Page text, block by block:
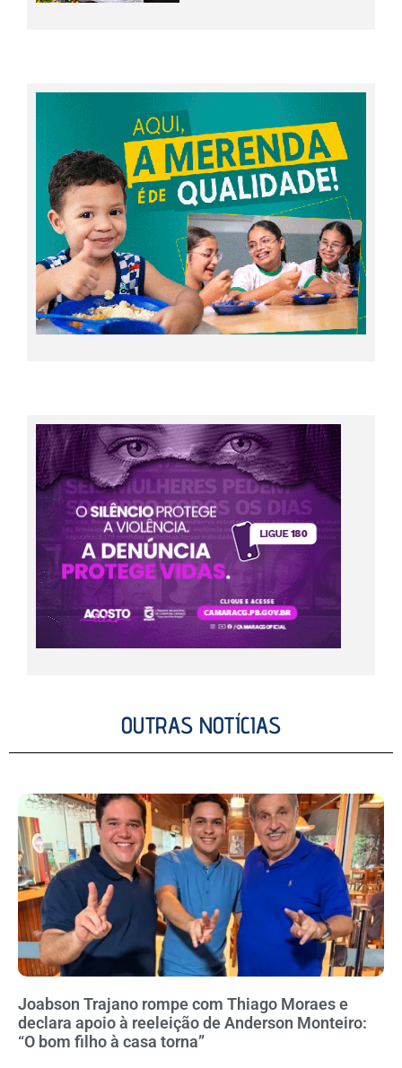
OUTRAS NOTÍCIAS
Joabson Trajano rompe com Thiago Moraes e
declara apoio à reeleição de Anderson Monteiro:
“O bom filho à casa torna”